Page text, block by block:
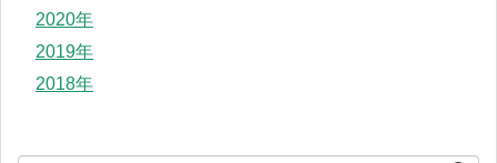
2020年
2019年
2018年